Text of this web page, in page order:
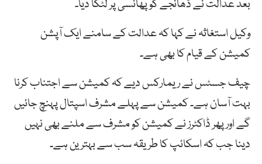
بعد عدالت نے ڈھانجے کو پھانسی پر لٹکا دیا۔
وکیل استغاثہ نے کہا کہ عدالت کے سامنے ایک آپشن
کمیشن کے قیام کا بھی ہے۔
چیف جسٹس نے ریمارکس دیے کہ کمیشن سے اجتناب کرنا
بہت آسان ہے۔ کمیشن سے پہلے مشرف اسپتال پہنچ جائیں
گے اور پھر ڈاکٹرز نے کمیشن کو مشرف سے ملنے بھی نہیں
دینا جب کہ اسکائپ کا طریقہ سب سے بہترین ہے۔